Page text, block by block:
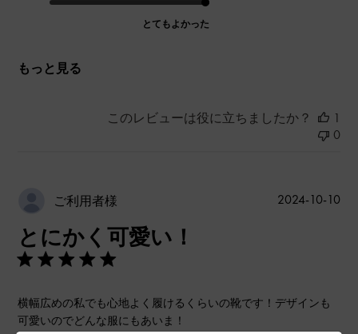
とてもよかった
もっと見る
このレビューは役に立ちましたか？
1
0
ご利用者様
とにかく可愛い！
横幅広めの私でも心地よく履けるくらいの靴です！デザインも
可愛いのでどんな服にもあいま！
公
2024-10-10